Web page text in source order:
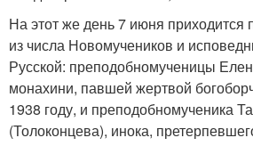
На этот же день 7 июня приходится
из числа Новомучеников и
Русской: преподобномученицы
монахини, павшей жертвой
1938 году, и преподобномученика
(Толоконцева), инока,